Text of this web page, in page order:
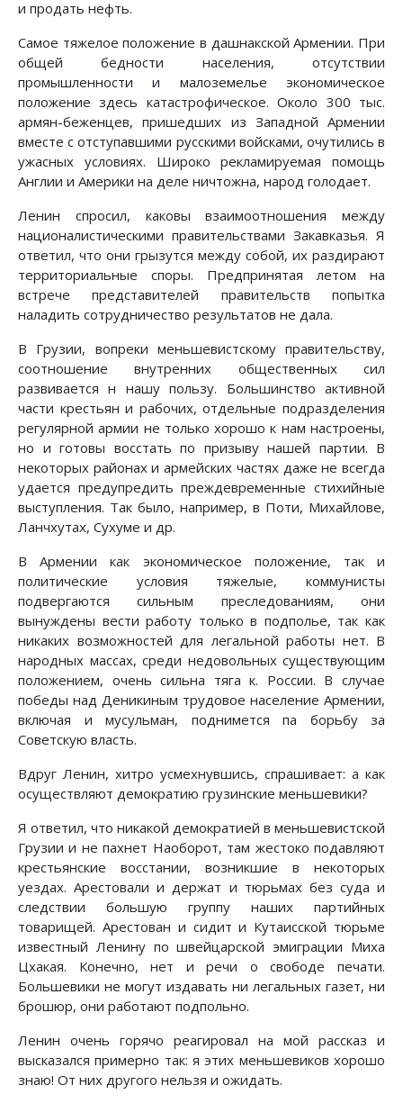
и продать нефть.
Самое тяжелое положение в дашнакской Армении. При
общей бедности населения, отсутствии
промышленности и малоземелье экономическое
положение здесь катастрофическое. Около 300 тыс.
армян-беженцев, пришедших из Западной Армении
вместе с отступавшими русскими войсками, очутились в
ужасных условиях. Широко рекламируемая помощь
Англии и Америки на деле ничтожна, народ голодает.
Ленин спросил, каковы взаимоотношения между
националистическими правительствами Закавказья. Я
ответил, что они грызутся между собой, их раздирают
территориальные споры. Предпринятая летом на
встрече представителей правительств попытка
наладить сотрудничество результатов не дала.
В Грузии, вопреки меньшевистскому правительству,
соотношение внутренних общественных сил
развивается н нашу пользу. Большинство активной
части крестьян и рабочих, отдельные подразделения
регулярной армии не только хорошо к нам настроены,
но и готовы восстать по призыву нашей партии. В
некоторых районах и армейских частях даже не всегда
удается предупредить преждевременные стихийные
выступления. Так было, например, в Поти, Михайлове,
Ланчхутах, Сухуме и др.
В Армении как экономическое положение, так и
политические условия тяжелые, коммунисты
подвергаются сильным преследованиям, они
вынуждены вести работу только в подполье, так как
никаких возможностей для легальной работы нет. В
народных массах, среди недовольных существующим
положением, очень сильна тяга к. России. В случае
победы над Деникиным трудовое население Армении,
включая и мусульман, поднимется па борьбу за
Советскую власть.
Вдруг Ленин, хитро усмехнувшись, спрашивает: а как
осуществляют демократию грузинские меньшевики?
Я ответил, что никакой демократией в меньшевистской
Грузии и не пахнет Наоборот, там жестоко подавляют
крестьянские восстании, возникшие в некоторых
уездах. Арестовали и держат и тюрьмах без суда и
следствии большую группу наших партийных
товарищей. Арестован и сидит и Кутаисской тюрьме
известный Ленину по швейцарской эмиграции Миха
Цхакая. Конечно, нет и речи о свободе печати.
Большевики не могут издавать ни легальных газет, ни
брошюр, они работают подпольно.
Ленин очень горячо реагировал на мой рассказ и
высказался примерно так: я этих меньшевиков хорошо
знаю! От них другого нельзя и ожидать.